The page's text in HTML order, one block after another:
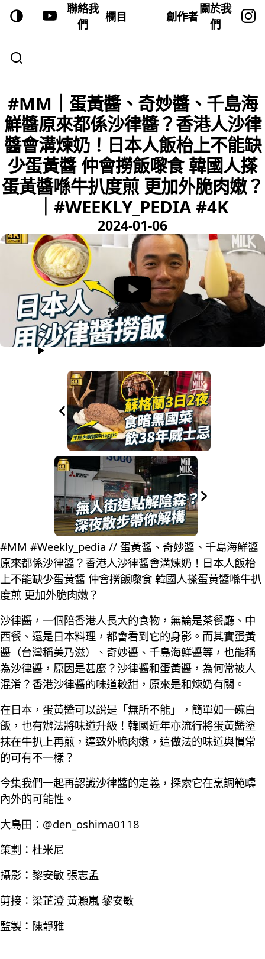
聯絡我
們
欄目 創作者
關於我
們
#MM｜蛋黃醬、奇妙醬、千島海
鮮醬原來都係沙律醬？香港人沙律
醬會溝煉奶！日本人飯枱上不能缺
少蛋黃醬 仲會撈飯嚟食 韓國人搽
蛋黃醬喺牛扒度煎 更加外脆肉嫩？
｜#WEEKLY_PEDIA #4K
2024-01-06
#MM #Weekly_pedia // 蛋黃醬、奇妙醬、千島海鮮醬
原來都係沙律醬？香港人沙律醬會溝煉奶！日本人飯枱
上不能缺少蛋黃醬 仲會撈飯嚟食 韓國人搽蛋黃醬喺牛扒
度煎 更加外脆肉嫩？
沙律醬，一個陪香港人長大的食物，無論是茶餐廳、中
西餐、還是日本料理，都會看到它的身影。而其實蛋黃
醬（台灣稱美乃滋）、奇妙醬、千島海鮮醬等，也能稱
為沙律醬，原因是甚麼？沙律醬和蛋黃醬，為何常被人
混淆？香港沙律醬的味道較甜，原來是和煉奶有關。
在日本，蛋黃醬可以說是「無所不能」，簡單如一碗白
飯，也有辦法將味道升級！韓國近年亦流行將蛋黃醬塗
抹在牛扒上再煎，達致外脆肉嫩，這做法的味道與慣常
的可有不一樣？
今集我們一起再認識沙律醬的定義，探索它在烹調範疇
內外的可能性。
大島田：@den_oshima0118
策劃：杜米尼
攝影：黎安敏 張志孟
剪接：梁芷澄 黃灝嵐 黎安敏
監製：陳靜雅